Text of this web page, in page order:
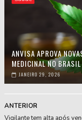
ANVISA APROVA
MEDICINAL NO BRASIL
JANEIRO 29, 2026
ANTERIOR
Vigilante tem alta após